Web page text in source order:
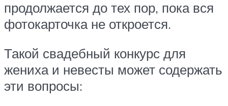
продолжается до тех пор, пока вся
фотокарточка не откроется.
Такой свадебный конкурс для
жениха и невесты может содержать
эти вопросы: